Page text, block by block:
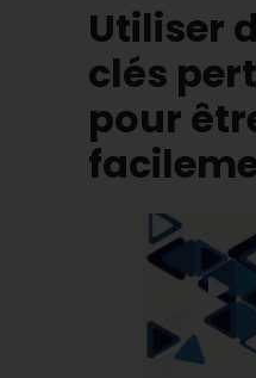
Utiliser
clés
pour